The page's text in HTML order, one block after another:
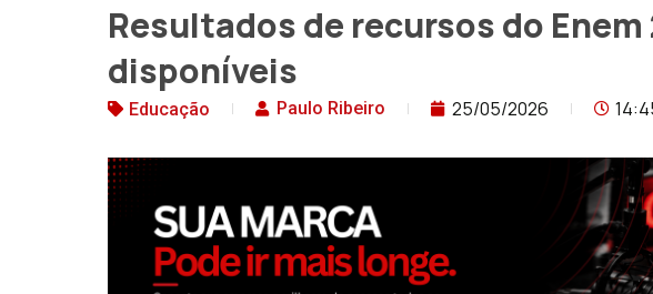
Resultados de recursos do
disponíveis
Educação Paulo Ribeiro 25/05/2026